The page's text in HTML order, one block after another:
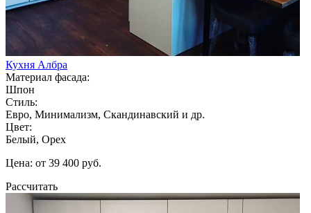
Кухня Албра
Материал фасада:
Шпон
Стиль:
Евро, Минимализм, Скандинавский и др.
Цвет:
Белый, Орех
Цена: от 39 400 руб.
Рассчитать